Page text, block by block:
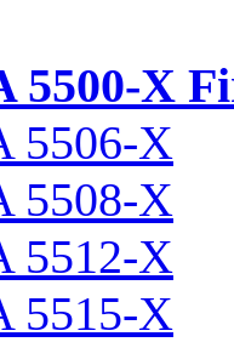
5500-X
5506-X
5508-X
5512-X
5515-X